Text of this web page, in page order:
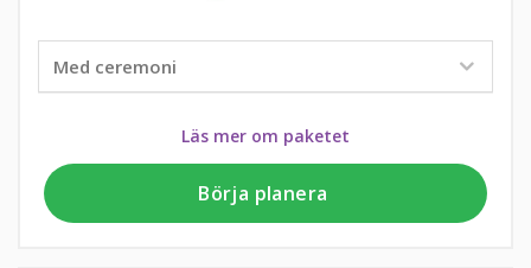
Läs mer om paketet
Börja planera